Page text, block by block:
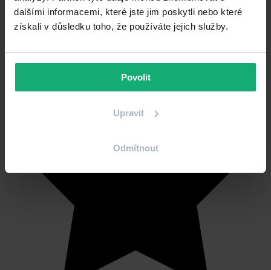
dalšími informacemi, které jste jim poskytli nebo které
získali v důsledku toho, že používáte jejich služby.
Povolit
Upravit
Odmítnout